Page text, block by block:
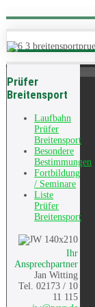
Prüfer
Breitensport
Laufbahn
Prüfer
Breitensport
Besondere
Bestimmungen
Fortbildung
/ Seminare
Liste
Prüfer
Breitensport
Ihr
Ansprechpartner
Jan Witting
Tel. 02173 / 10
11 115